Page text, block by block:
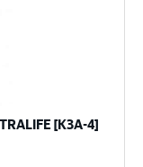
[K3A-4]